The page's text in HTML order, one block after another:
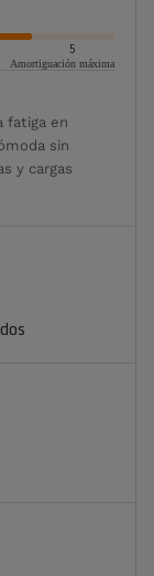
5
Amortiguación máxima
fatiga en
sin
y cargas